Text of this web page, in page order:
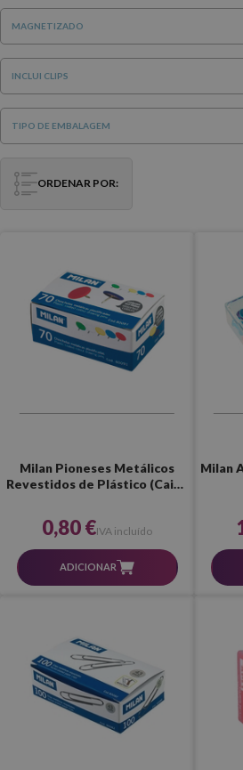
MAGNETIZADO
INCLUI CLIPS
TIPO DE EMBALAGEM
ORDENAR POR:
Milan Pioneses Metálicos
Revestidos de Plástico (Caixa
0,80 €IVA incluído
ADICIONAR
Milan